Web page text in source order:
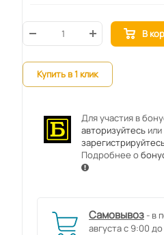
В
Купить в 1 клик
Для участия в
авторизуйтесьили
Подробнее о
Самовывоз - в
августа с 9:00